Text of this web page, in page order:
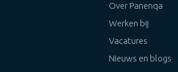
Over Panenqa
Werken bij
Vacatures
Nieuws en blogs